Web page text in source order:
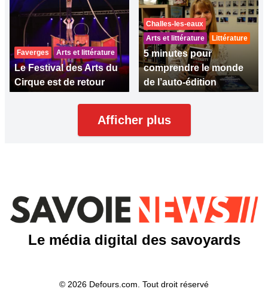
Faverges Arts et littérature
Le Festival des Arts du
Cirque est de retour
Challes-les-eaux
Arts et littérature
Littérature
5 minutes pour
comprendre le monde
de l’auto-édition
Afficher plus
Le média digital des savoyards
© 2026 Defours.com. Tout droit réservé